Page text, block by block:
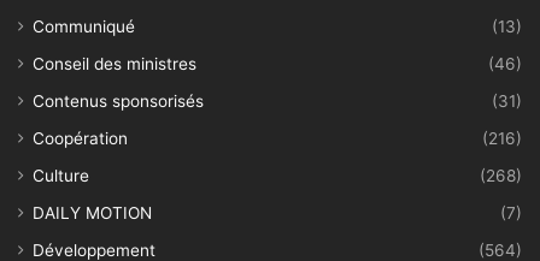
Communiqué
(13)
Conseil des ministres
(46)
Contenus sponsorisés
(31)
Coopération
(216)
Culture
(268)
DAILY MOTION
(7)
Développement
(564)